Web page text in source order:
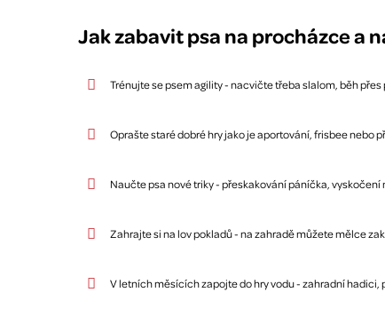
Jak zabavit psa na procházce a
Trénujte se psem agility - nacvičte třeba slalom, běh
Oprašte staré dobré hry jako je aportování, frisbee nebo
Naučte psa nové triky - přeskakování páníčka,
Zahrajte si na lov pokladů - na zahradě můžete mělce
V letních měsících zapojte do hry vodu - zahradní hadici,